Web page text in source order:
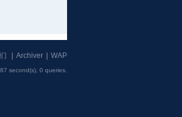
Archiver WAP
second(s), 0 queries